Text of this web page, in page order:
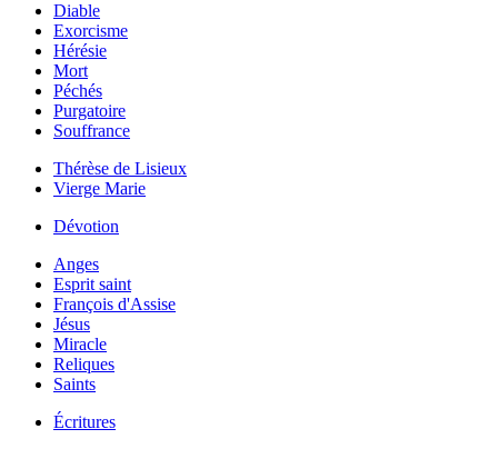
Diable
Exorcisme
Hérésie
Mort
Péchés
Purgatoire
Souffrance
Thérèse de Lisieux
Vierge Marie
Dévotion
Anges
Esprit saint
François d'Assise
Jésus
Miracle
Reliques
Saints
Écritures